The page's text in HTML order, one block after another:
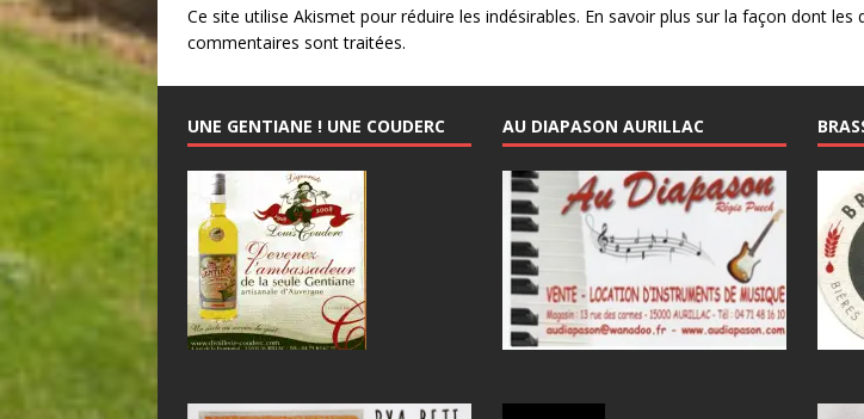
Ce site utilise Akismet pour réduire les indésirables. En savoir plus sur la façon dont les
commentaires sont traitées.
UNE GENTIANE ! UNE COUDERC AU DIAPASON AURILLAC